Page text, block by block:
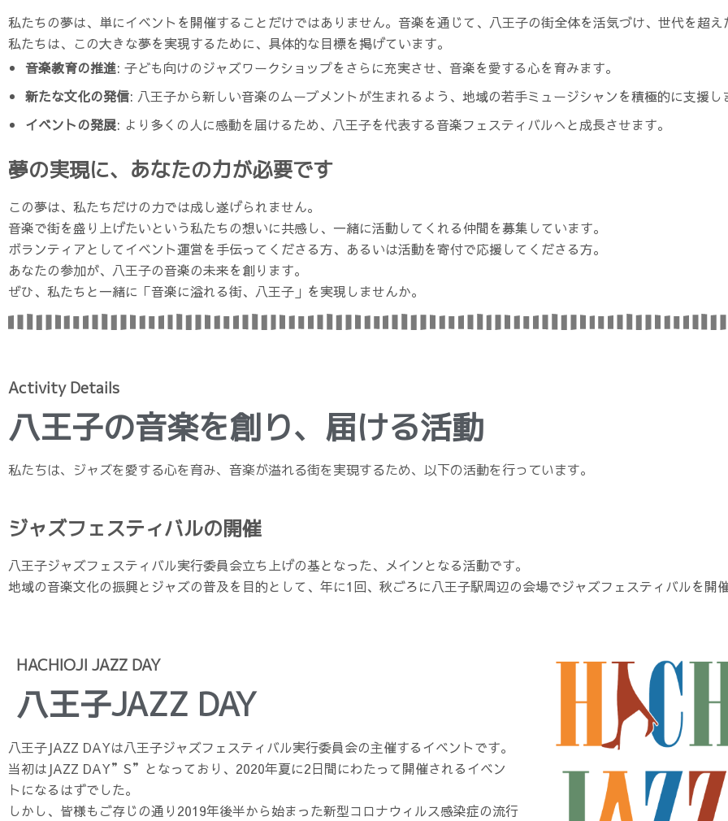
私たちの夢は、単にイベントを開催することだけではありません。音楽を通じて、八王子の街全体を活気づけ、世代を超え
私たちは、この大きな夢を実現するために、具体的な目標を掲げています。
音楽教育の推進: 子ども向けのジャズワークショップをさらに充実させ、音楽を愛する心を育みます。
新たな文化の発信: 八王子から新しい音楽のムーブメントが生まれるよう、地域の若手ミュージシャンを積極的に支援し
イベントの発展: より多くの人に感動を届けるため、八王子を代表する音楽フェスティバルへと成長させます。
夢の実現に、あなたの力が必要です
この夢は、私たちだけの力では成し遂げられません。
音楽で街を盛り上げたいという私たちの想いに共感し、一緒に活動してくれる仲間を募集しています。
ボランティアとしてイベント運営を手伝ってくださる方、あるいは活動を寄付で応援してくださる方。
あなたの参加が、八王子の音楽の未来を創ります。
ぜひ、私たちと一緒に「音楽に溢れる街、八王子」を実現しませんか。
Activity Details
八王子の音楽を創り、届ける活動
私たちは、ジャズを愛する心を育み、音楽が溢れる街を実現するため、以下の活動を行っています。
ジャズフェスティバルの開催
八王子ジャズフェスティバル実行委員会立ち上げの基となった、メインとなる活動です。
地域の音楽文化の振興とジャズの普及を目的として、年に1回、秋ごろに八王子駅周辺の会場でジャズフェスティバルを開催
HACHIOJI JAZZ DAY
八王子JAZZ DAY
八王子JAZZ DAYは八王子ジャズフェスティバル実行委員会の主催するイベントです。
当初はJAZZ DAY”S”となっており、2020年夏に2日間にわたって開催されるイベン
トになるはずでした。
しかし、皆様もご存じの通り2019年後半から始まった新型コロナウィルス感染症の流行